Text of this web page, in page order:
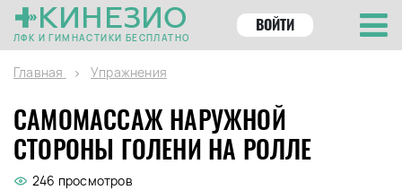
КИНЕЗИО
ЛФК И ГИМНАСТИКИ БЕСПЛАТНО
ВОЙТИ
Главная Упражнения
САМОМАССАЖ НАРУЖНОЙ
СТОРОНЫ ГОЛЕНИ НА РОЛЛЕ
246 просмотров